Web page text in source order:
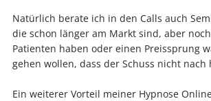
Natürlich berate ich in den Calls auch
die schon länger am Markt sind, aber
Patienten haben oder einen Preissprung
gehen wollen, dass der Schuss nicht nach
Ein weiterer Vorteil meiner Hypnose